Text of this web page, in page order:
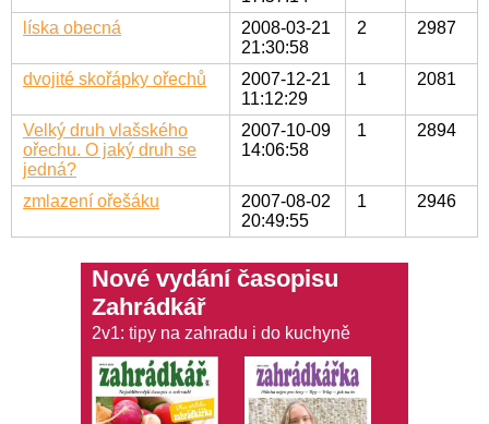
líska obecná
2008-03-21
21:30:58
2 2987
dvojité skořápky ořechů
2007-12-21
11:12:29
1 2081
Velký druh vlašského
ořechu. O jaký druh se
jedná?
2007-10-09
14:06:58
1 2894
zmlazení ořešáku
2007-08-02
20:49:55
1 2946
Nové vydání časopisu
Zahrádkář
2v1: tipy na zahradu i do kuchyně